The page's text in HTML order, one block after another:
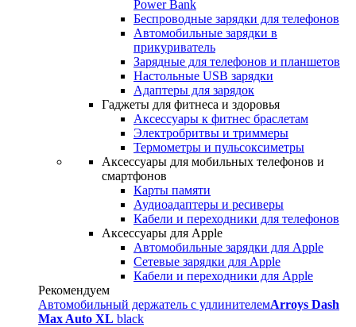
Power Bank
Беспроводные зарядки для телефонов
Автомобильные зарядки в
прикуриватель
Зарядные для телефонов и планшетов
Настольные USB зарядки
Адаптеры для зарядок
Гаджеты для фитнеса и здоровья
Аксессуары к фитнес браслетам
Электробритвы и триммеры
Термометры и пульсоксиметры
Аксессуары для мобильных телефонов и
смартфонов
Карты памяти
Аудиоадаптеры и ресиверы
Кабели и переходники для телефонов
Аксессуары для Apple
Автомобильные зарядки для Apple
Сетевые зарядки для Apple
Кабели и переходники для Apple
Рекомендуем
Автомобильный держатель с удлинителемArroys Dash
Max Auto XL black